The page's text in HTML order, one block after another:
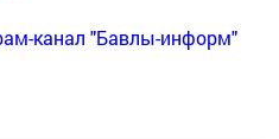
канал "Бавлы-информ"